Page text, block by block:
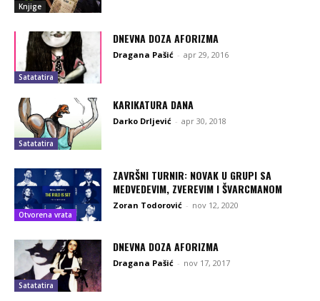
Knjige
Satatatira
DNEVNA DOZA AFORIZMA
Dragana Pašić - apr 29, 2016
Satatatira
KARIKATURA DANA
Darko Drljević - apr 30, 2018
Otvorena vrata
ZAVRŠNI TURNIR: NOVAK U GRUPI SA
MEDVEDEVIM, ZVEREVIM I ŠVARCMANOM
Zoran Todorović - nov 12, 2020
Satatatira
DNEVNA DOZA AFORIZMA
Dragana Pašić - nov 17, 2017